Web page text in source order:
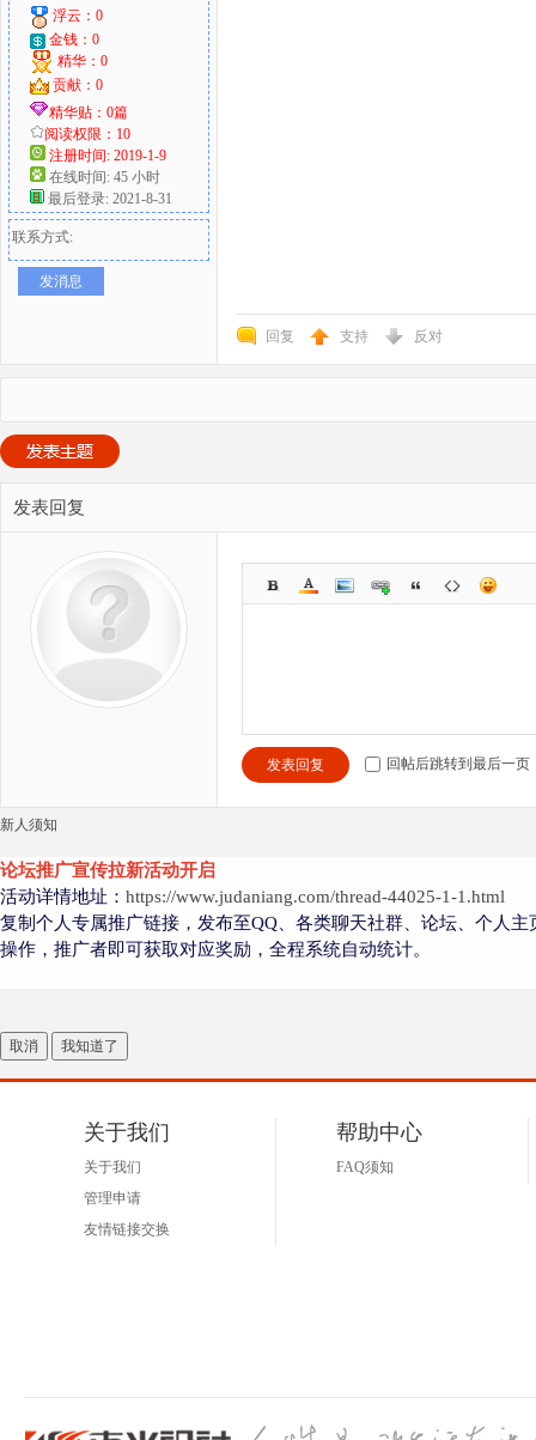
浮云：0
金钱：0
精华：0
贡献：0
精华贴：0篇
阅读权限：10
注册时间: 2019-1-9
在线时间: 45 小时
最后登录: 2021-8-31
联系方式:
发消息
回复 支持 反对
发表回复
发表回复 回帖后跳转到最后一页
新人须知
论坛推广宣传拉新活动开启
活动详情地址： https://www.judaniang.com/thread-44025-1-1.html
复制个人专属推广链接，发布至QQ、各类聊天社群、论坛、个人
操作，推广者即可获取对应奖励，全程系统自动统计。
取消 我知道了
关于我们
关于我们
管理申请
友情链接交换
帮助中心
FAQ须知